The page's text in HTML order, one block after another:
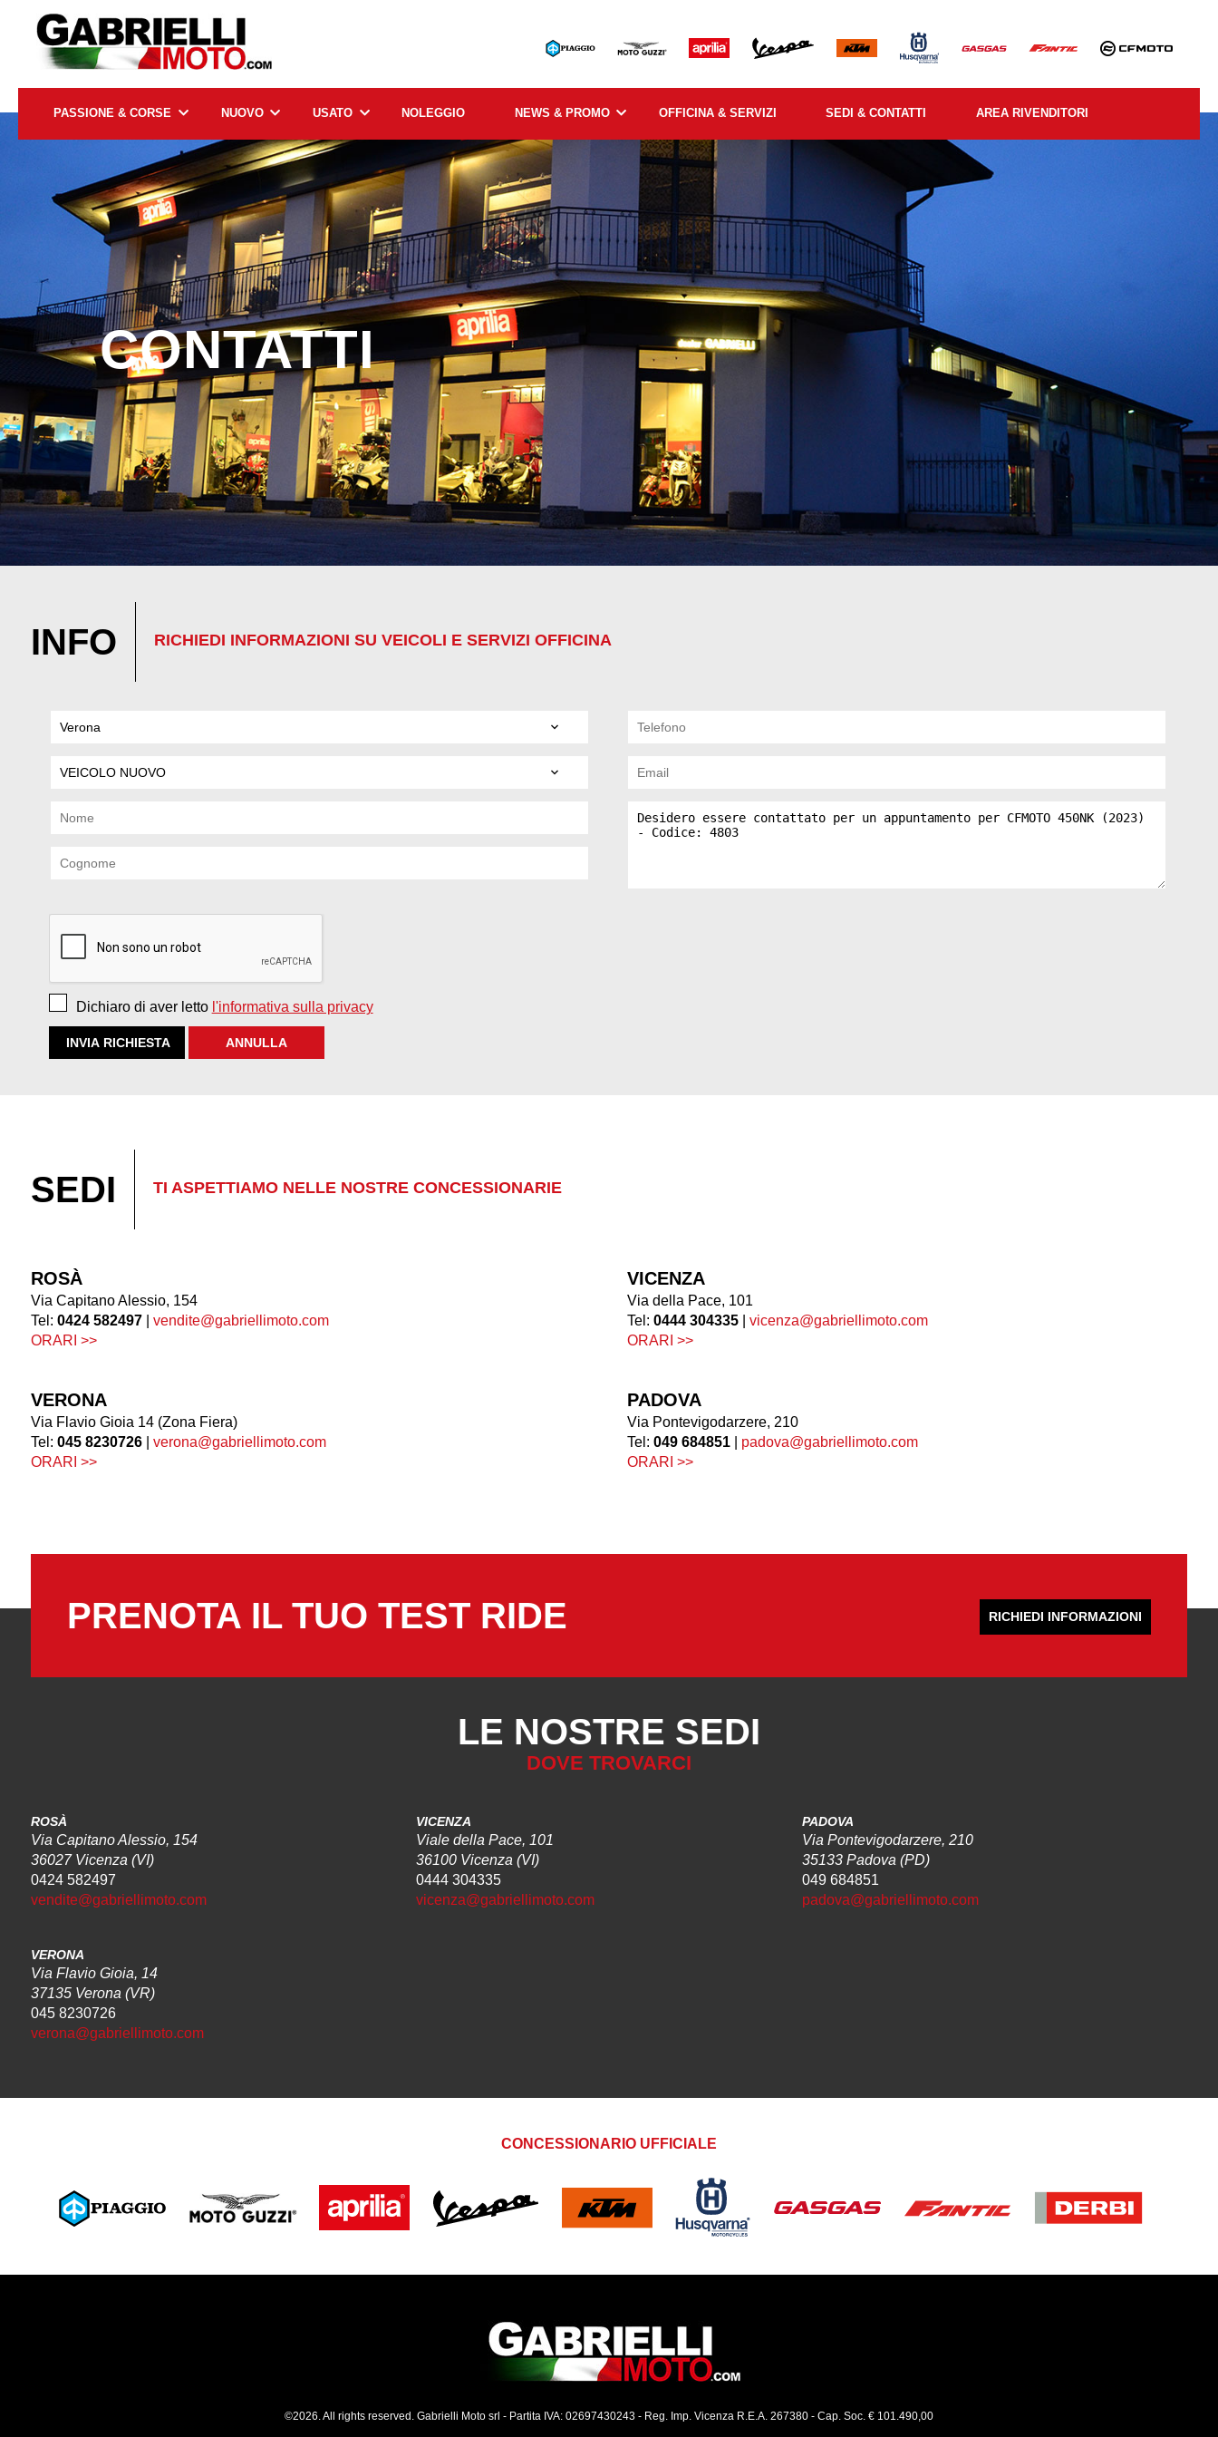
PASSIONE & CORSE NUOVO USATO NOLEGGIO NEWS & PROMO OFFICINA & SERVIZI SEDI & CONTATTI AREA RIVENDITORI
CONTATTI
INFO RICHIEDI INFORMAZIONI SU VEICOLI E SERVIZI OFFICINA
Dichiaro di aver letto l'informativa sulla privacy
SEDI TI ASPETTIAMO NELLE NOSTRE CONCESSIONARIE
ROSÀ
Via Capitano Alessio, 154
Tel: 0424 582497| vendite@gabriellimoto.com
ORARI >>
VICENZA
Via della Pace, 101
Tel: 0444 304335| vicenza@gabriellimoto.com
ORARI >>
VERONA
Via Flavio Gioia 14 (Zona Fiera)
Tel: 045 8230726| verona@gabriellimoto.com
ORARI >>
PADOVA
Via Pontevigodarzere, 210
Tel: 049 684851| padova@gabriellimoto.com
ORARI >>
PRENOTA IL TUO TEST RIDE RICHIEDI INFORMAZIONI
LE NOSTRE SEDI
DOVE TROVARCI
ROSÀ
Via Capitano Alessio, 154
36027 Vicenza (VI)
0424 582497
vendite@gabriellimoto.com
VICENZA
Viale della Pace, 101
36100 Vicenza (VI)
0444 304335
vicenza@gabriellimoto.com
PADOVA
Via Pontevigodarzere, 210
35133 Padova (PD)
049 684851
padova@gabriellimoto.com
VERONA
Via Flavio Gioia, 14
37135 Verona (VR)
045 8230726
verona@gabriellimoto.com
CONCESSIONARIO UFFICIALE
©2026. All rights reserved. Gabrielli Moto srl - Partita IVA: 02697430243 - Reg. Imp. Vicenza R.E.A. 267380 - Cap. Soc. € 101.490,00